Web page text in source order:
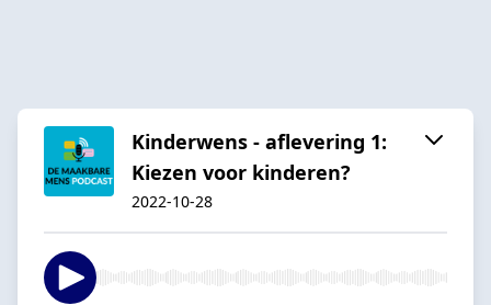
Kinderwens - aflevering 1:
Kiezen voor kinderen?
2022-10-28